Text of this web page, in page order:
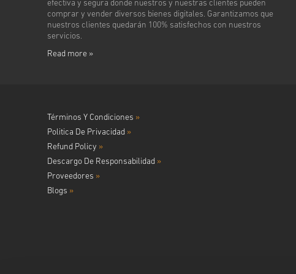
efectiva y segura donde nuestros y nuestras clientes pueden
comprar y vender diversos bienes digitales. Garantizamos que
nuestros clientes quedarán 100% satisfechos con nuestros
servicios.
Read more »
Términos Y Condiciones »
Politica De Privacidad »
Refund Policy »
Descargo De Responsabilidad »
Proveedores »
Blogs »